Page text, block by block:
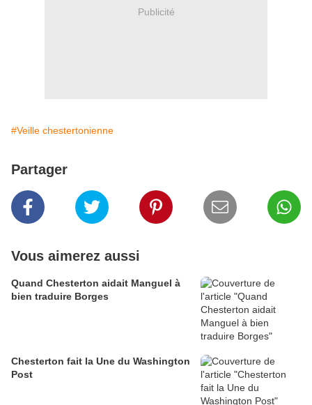
Publicité
#Veille chestertonienne
Partager
Vous aimerez aussi
Quand Chesterton aidait Manguel à
bien traduire Borges
Chesterton fait la Une du Washington
Post